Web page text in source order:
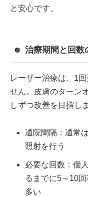
と安心です。
治療期間と回数
レーザー治療は、1
せん。皮膚のターン
しずつ改善を目指し
通院間隔：通常
照射を行う
必要な回数：個
るまでに5～10
多い